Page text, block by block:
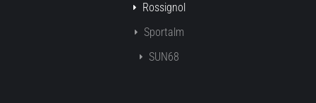
Rossignol
Sportalm
SUN68